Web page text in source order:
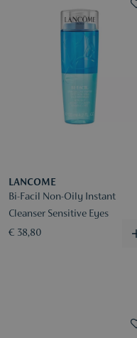
LANCOME
Bi-Facil Non-Oily Instant
Cleanser Sensitive Eyes
€ 38,80